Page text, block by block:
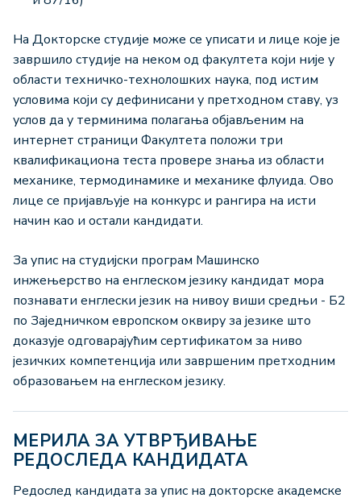
На Докторске студије може се уписати и лице које је
завршило студије на неком од факултета који није у
области техничко-технолошких наука, под истим
условима који су дефинисани у претходном ставу, уз
услов да у терминима полагања објављеним на
интернет страници Факултета положи три
квалификациона теста провере знања из области
механике, термодинамике и механике флуида. Ово
лице се пријављује на конкурс и рангира на исти
начин као и остали кандидати.
За упис на студијски програм Машинско
инжењерство на енглеском језику кандидат мора
познавати енглески језик на нивоу виши средњи - Б2
по Заједничком европском оквиру за језике што
доказује одговарајућим сертификатом за ниво
језичких компетенција или завршеним претходним
образовањем на енглеском језику.
МЕРИЛА ЗА УТВРЂИВАЊЕ
РЕДОСЛЕДА КАНДИДАТА
Редослед кандидата за упис на докторске академске